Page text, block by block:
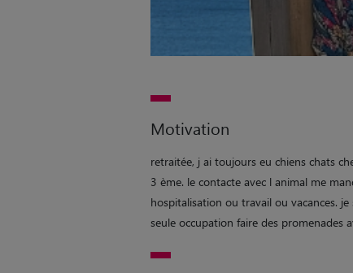
Motivation
retraitée, j ai toujours eu chiens chats
3 ème. le contacte avec l animal me
hospitalisation ou travail ou vacances.
seule occupation faire des promenades